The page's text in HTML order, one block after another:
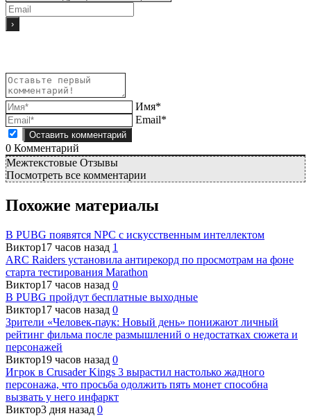
Имя*
Email*
0 Комментарий
Межтекстовые Отзывы
Посмотреть все комментарии
Похожие материалы
В PUBG появятся NPC с искусственным интеллектом
Виктор17 часов назад 1
ARC Raiders установила антирекорд по просмотрам на фоне
старта тестирования Marathon
Виктор17 часов назад 0
В PUBG пройдут бесплатные выходные
Виктор17 часов назад 0
Зрители «Человек-паук: Новый день» понижают личный
рейтинг фильма после размышлений о недостатках сюжета и
персонажей
Виктор19 часов назад 0
Игрок в Crusader Kings 3 вырастил настолько жадного
персонажа, что просьба одолжить пять монет способна
вызвать у него инфаркт
Виктор3 дня назад 0